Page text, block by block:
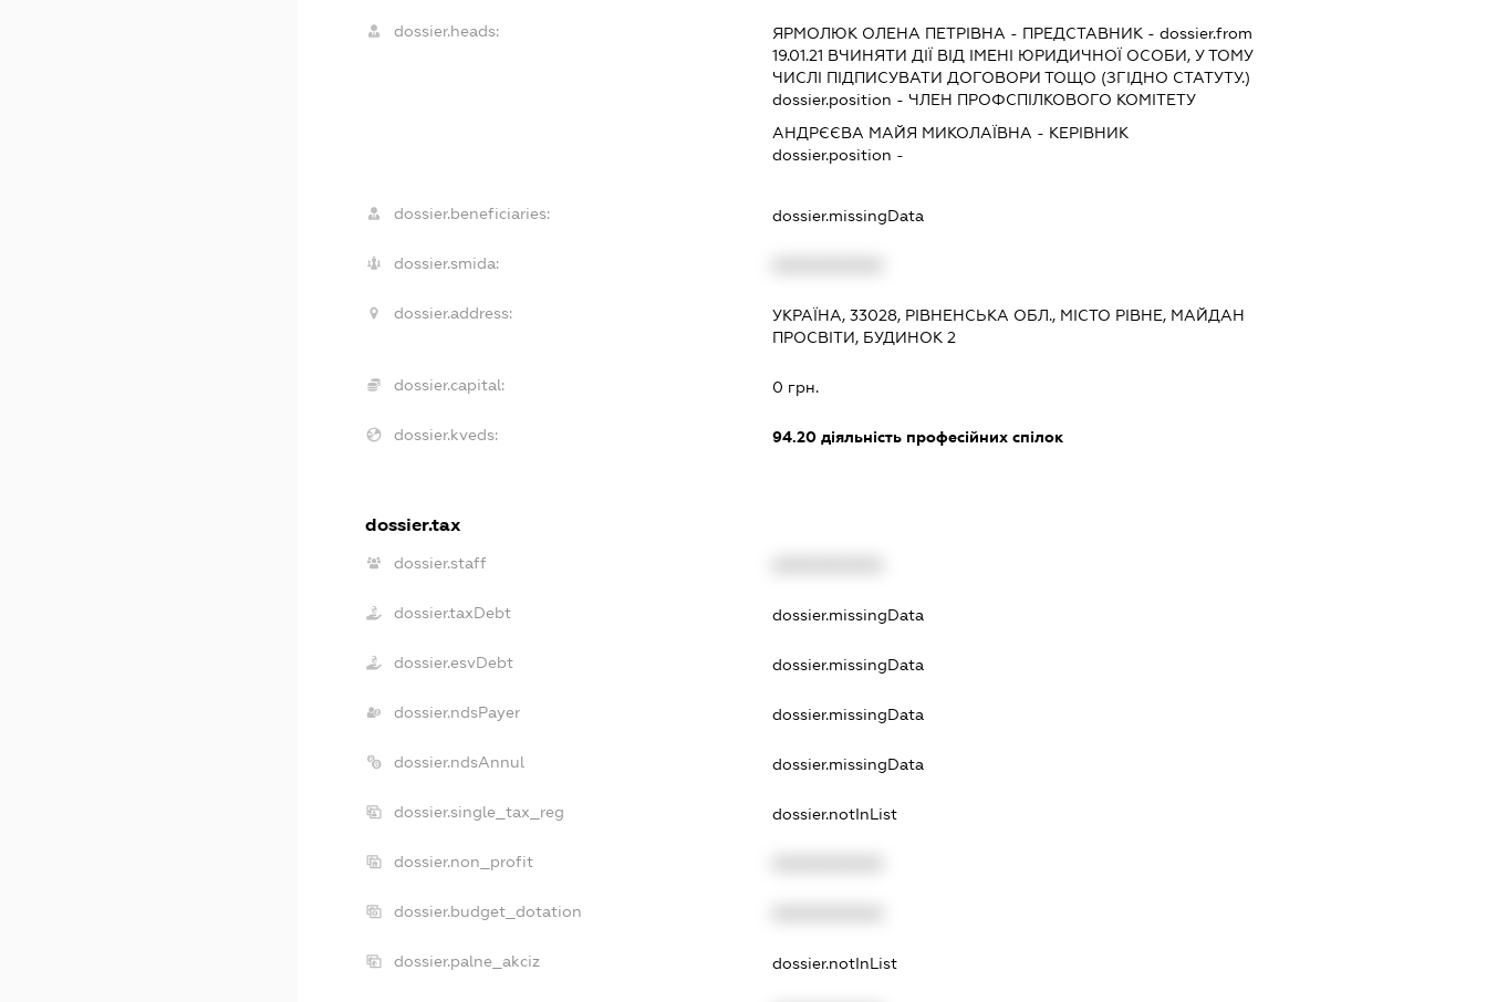
dossier.heads: ЯРМОЛЮК ОЛЕНА ПЕТРІВНА - ПРЕДСТАВНИК - dossier.from
19.01.21 ВЧИНЯТИ ДІЇ ВІД ІМЕНІ ЮРИДИЧНОЇ ОСОБИ, У ТОМУ
ЧИСЛІ ПІДПИСУВАТИ ДОГОВОРИ ТОЩО (ЗГІДНО СТАТУТУ.)
dossier.position - ЧЛЕН ПРОФСПІЛКОВОГО КОМІТЕТУ
АНДРЄЄВА МАЙЯ МИКОЛАЇВНА - КЕРІВНИК
dossier.position -
dossier.beneficiaries: dossier.missingData
dossier.smida:
dossier.address:
УКРАЇНА, 33028, РІВНЕНСЬКА ОБЛ., МІСТО РІВНЕ, МАЙДАН
ПРОСВІТИ, БУДИНОК 2
dossier.capital: 0 грн.
dossier.kveds: 94.20 діяльність професійних спілок
dossier.tax
dossier.staff
dossier.taxDebt dossier.missingData
dossier.esvDebt dossier.missingData
dossier.ndsPayer dossier.missingData
dossier.ndsAnnul dossier.missingData
dossier.single_tax_reg dossier.notInList
dossier.non_profit
dossier.budget_dotation
dossier.palne_akciz dossier.notInList